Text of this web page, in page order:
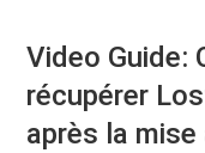
Video Guide:
récupérer
après la mise